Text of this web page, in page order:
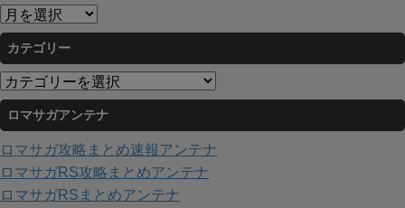
ア
ー
カ
イ
ブ
カテゴリー
カ
テ
ゴ
リ
ー
ロマサガアンテナ
ロマサガ攻略まとめ速報アンテナ
ロマサガRS攻略まとめアンテナ
ロマサガRSまとめアンテナ